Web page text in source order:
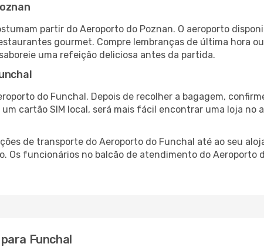
partir do Aeroporto do Poznan. O aeroporto
gourmet. Compre lembranças de última hora
uma refeição deliciosa antes da partida.
do Funchal. Depois de recolher a bagagem,
cartão SIM local, será mais fácil encontrar uma loja no
de transporte do Aeroporto do Funchal até ao seu
Os funcionários no balcão de atendimento do Aeroporto
Funchal